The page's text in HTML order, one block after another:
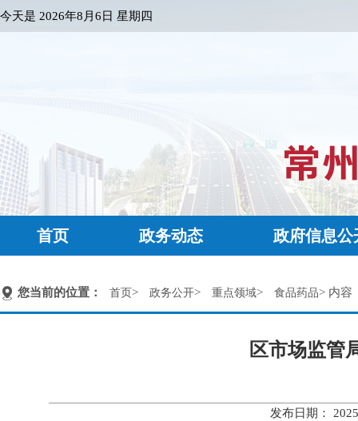
今天是 2026年8月6日 星期四
首页 政务动态 政府信息公
您当前的位置： 首页> 政务公开> 重点领域> 食品药品> 内容
区市场监管
发布日期：